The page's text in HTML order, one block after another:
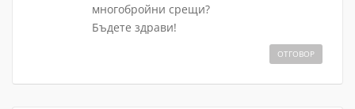
многобройни срещи?
Бъдете здрави!
ОТГОВОР